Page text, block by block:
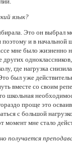
язык?
Это он выбрал
поэтому и в начальной
мне было
где нагрузка
был уже
вместе со своим
школьная
проще это
с большой
момент мне стало
получается